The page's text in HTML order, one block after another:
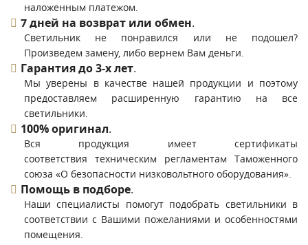
наложенным платежом.
7 дней на возврат или обмен.
Светильник не понравился или не подошел?
Произведем замену, либо вернем Вам деньги.
Гарантия до 3-х лет.
Мы уверены в качестве нашей продукции и поэтому
предоставляем расширенную гарантию на все
светильники.
100% оригинал.
Вся продукция имеет сертификаты
соответствия техническим регламентам Таможенного
союза «О безопасности низковольтного оборудования».
Помощь в подборе.
Наши специалисты помогут подобрать светильники в
соответствии с Вашими пожеланиями и особенностями
помещения.